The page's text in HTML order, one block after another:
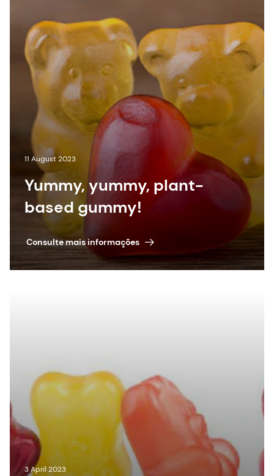
11 August 2023
Yummy, yummy, plant-
based gummy!
Consulte mais informações
3 April 2023